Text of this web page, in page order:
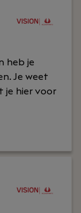
heb je
Je weet
je hier voor